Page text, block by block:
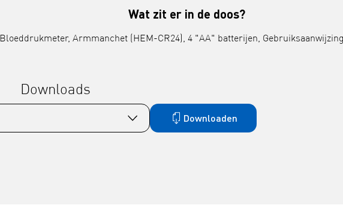
Wat zit er in de doos?
Bloeddrukmeter, Armmanchet (HEM-CR24), 4 "AA" batterijen,
Downloads
Downloaden